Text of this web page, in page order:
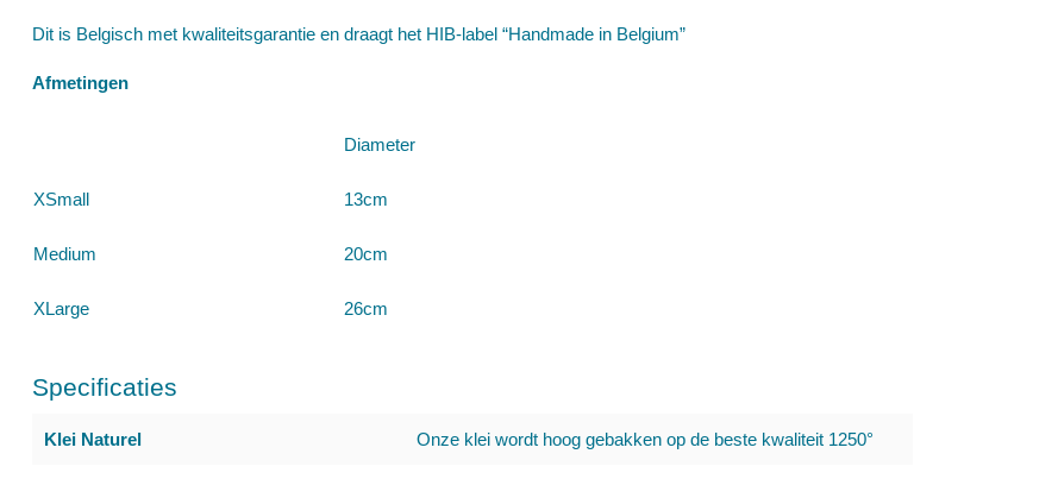
Dit is Belgisch met kwaliteitsgarantie en draagt het HIB-label “Handmade in Belgium”
Afmetingen
Diameter
XSmall 13cm
Medium 20cm
XLarge 26cm
Specificaties
Klei Naturel Onze klei wordt hoog gebakken op de beste kwaliteit 1250°